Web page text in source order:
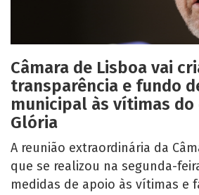
Câmara de Lisboa vai
transparência e fundo
municipal às vítimas do
Glória
A reunião extraordinária da
que se realizou na segunda-
medidas de apoio às vítimas e